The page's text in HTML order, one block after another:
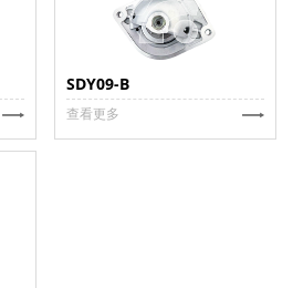
SDY09-B
查看更多